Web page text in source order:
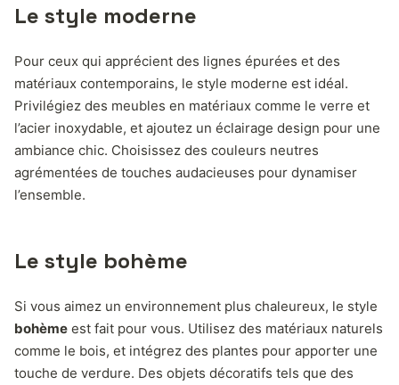
Le style moderne
Pour ceux qui apprécient des lignes épurées et des
matériaux contemporains, le style moderne est idéal.
Privilégiez des meubles en matériaux comme le verre et
l’acier inoxydable, et ajoutez un éclairage design pour une
ambiance chic. Choisissez des couleurs neutres
agrémentées de touches audacieuses pour dynamiser
l’ensemble.
Le style bohème
Si vous aimez un environnement plus chaleureux, le style
bohème est fait pour vous. Utilisez des matériaux naturels
comme le bois, et intégrez des plantes pour apporter une
touche de verdure. Des objets décoratifs tels que des